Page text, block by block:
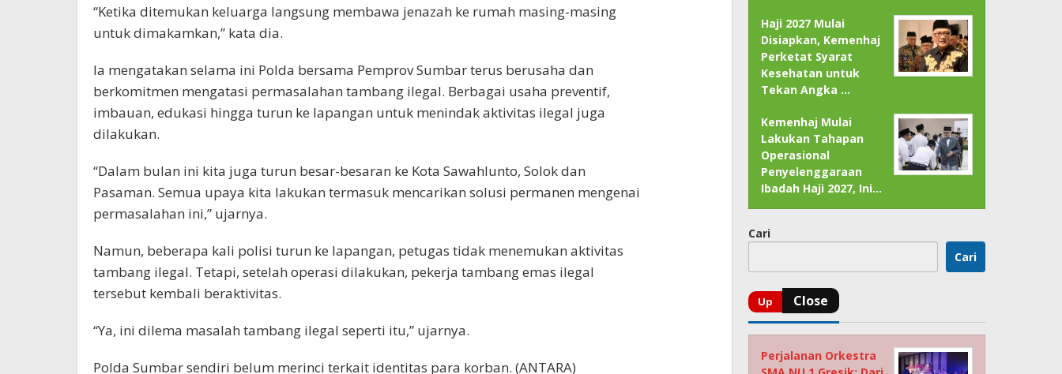
“Ketika ditemukan keluarga langsung membawa jenazah ke rumah masing-masing
untuk dimakamkan,” kata dia.
Ia mengatakan selama ini Polda bersama Pemprov Sumbar terus berusaha dan
berkomitmen mengatasi permasalahan tambang ilegal. Berbagai usaha preventif,
imbauan, edukasi hingga turun ke lapangan untuk menindak aktivitas ilegal juga
dilakukan.
“Dalam bulan ini kita juga turun besar-besaran ke Kota Sawahlunto, Solok dan
Pasaman. Semua upaya kita lakukan termasuk mencarikan solusi permanen mengenai
permasalahan ini,” ujarnya.
Namun, beberapa kali polisi turun ke lapangan, petugas tidak menemukan aktivitas
tambang ilegal. Tetapi, setelah operasi dilakukan, pekerja tambang emas ilegal
tersebut kembali beraktivitas.
“Ya, ini dilema masalah tambang ilegal seperti itu,” ujarnya.
Polda Sumbar sendiri belum merinci terkait identitas para korban. (ANTARA)
Haji 2027 Mulai
Disiapkan, Kemenhaj
Perketat Syarat
Kesehatan untuk
Tekan Angka …
Kemenhaj Mulai
Lakukan Tahapan
Operasional
Penyelenggaraan
Ibadah Haji 2027, Ini…
Cari
Cari
Perjalanan Orkestra